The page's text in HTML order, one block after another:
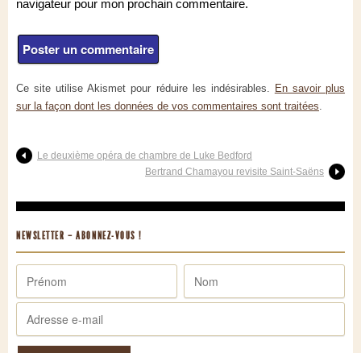
navigateur pour mon prochain commentaire.
Ce site utilise Akismet pour réduire les indésirables. En savoir plus
sur la façon dont les données de vos commentaires sont traitées
Le deuxième opéra de chambre de Luke Bedford
Bertrand Chamayou revisite Saint-Saëns
NEWSLETTER – ABONNEZ-VOUS !